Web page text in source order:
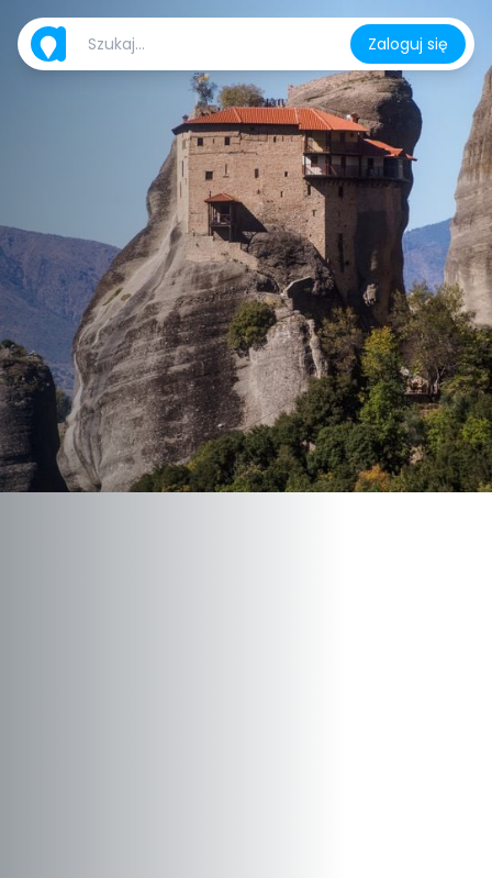
Zaloguj się